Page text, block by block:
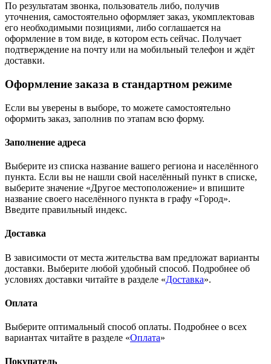
По результатам звонка, пользователь либо, получив
уточнения, самостоятельно оформляет заказ, укомплектовав
его необходимыми позициями, либо соглашается на
оформление в том виде, в котором есть сейчас. Получает
подтверждение на почту или на мобильный телефон и ждёт
доставки.
Оформление заказа в стандартном режиме
Если вы уверены в выборе, то можете самостоятельно
оформить заказ, заполнив по этапам всю форму.
Заполнение адреса
Выберите из списка название вашего региона и населённого
пункта. Если вы не нашли свой населённый пункт в списке,
выберите значение «Другое местоположение» и впишите
название своего населённого пункта в графу «Город».
Введите правильный индекс.
Доставка
В зависимости от места жительства вам предложат варианты
доставки. Выберите любой удобный способ. Подробнее об
условиях доставки читайте в разделе «Доставка».
Оплата
Выберите оптимальный способ оплаты. Подробнее о всех
вариантах читайте в разделе «Оплата»
Покупатель